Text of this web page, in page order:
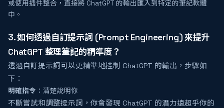
或使用插件整合，直接將 ChatGPT 的輸出匯入到特定的筆記軟體
中。
3. 如何透過自訂提示詞 (Prompt Engineering) 來提升
ChatGPT 整理筆記的精準度？
透過自訂提示詞可以更精準地控制 ChatGPT 的輸出，步驟如
下：
明確指令 ：清楚說明你
不斷嘗試和調整提示詞，你會發現 ChatGPT 的潛力遠超乎你的